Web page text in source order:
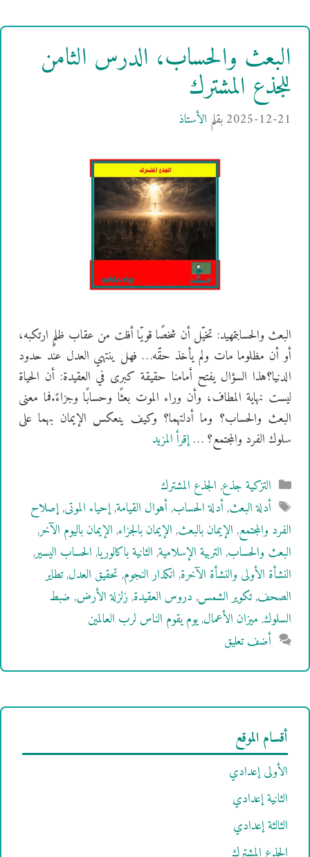
البعث والحساب، الدرس الثامن
للجذع المشترك
2025-12-21بقلم الأستاذ
البعث والحسابتمهيد: تخيّل أن شخصًا قويّا أفلت من عقاب ظلمٍ ارتكبه،
أو أن مظلوما مات ولم يأخذ حقّه… فهل ينتهي العدل عند حدود
الدنيا؟هذا السؤال يفتح أمامنا حقيقة كبرى في العقيدة: أن الحياة
ليست نهاية المطاف، وأن وراء الموت بعثًا وحسابًا وجزاءً.فما معنى
البعث والحساب؟ وما أدلتهما؟ وكيف ينعكس الإيمان بهما على
سلوك الفرد والمجتمع؟ …إقرأ المزيد
التصنيفات
التزكية جذع,الجذع المشترك
الوسوم
أدلة البعث,أدلة الحساب,أهوال القيامة,إحياء الموتى,إصلاح
الفرد والمجتمع,الإيمان بالبعث,الإيمان بالجزاء,الإيمان باليوم الآخر,
البعث والحساب,التربية الإسلامية,الثانية باكالوريا,الحساب اليسير,
النشأة الأولى والنشأة الآخرة,انكدار النجوم,تحقيق العدل,تطاير
الصحف,تكوير الشمس,دروس العقيدة,زلزلة الأرض,ضبط
السلوك,ميزان الأعمال,يوم يقوم الناس لرب العالمين
أضف تعليق
أقسام الموقع
الأولى إعدادي
الثانية إعدادي
الثالثة إعدادي